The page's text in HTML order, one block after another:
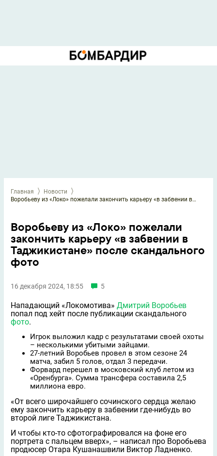
Главная
Новости
Воробьеву из «Локо» пожелали закончить карьеру «в забвении в Таджикистане» после скандального фото
Воробьеву из «Локо» пожелали
закончить карьеру «в забвении в
Таджикистане» после скандального
фото
16 декабря 2024, 18:55 5
Нападающий «Локомотива» Дмитрий Воробьев
попал под хейт после публикации скандального
фото.
Игрок выложил кадр с результатами своей охоты
– несколькими убитыми зайцами.
27-летний Воробьев провел в этом сезоне 24
матча, забил 5 голов, отдал 3 передачи.
Форвард перешел в московский клуб летом из
«Оренбурга». Сумма трансфера составила 2,5
миллиона евро.
«От всего широчайшего сочинского сердца желаю
ему закончить карьеру в забвении где-нибудь во
второй лиге Таджикистана.
И чтобы кто-то сфотографировался на фоне его
портрета с пальцем вверх», – написал про Воробьева
продюсер Отара Кушанашвили Виктор Ладненко.